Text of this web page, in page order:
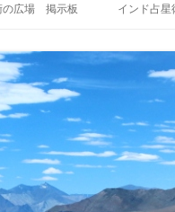
の広場 掲示板 インド占